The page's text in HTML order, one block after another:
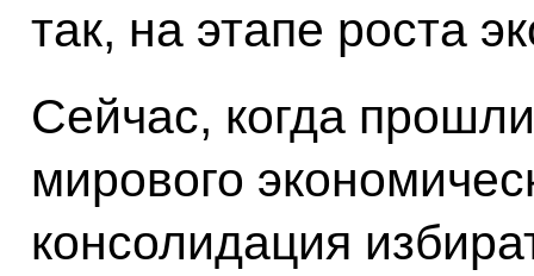
так, на этапе роста
Сейчас, когда
мирового
консолидация